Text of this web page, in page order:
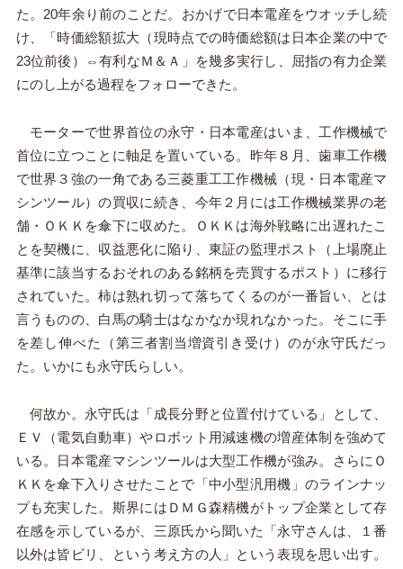
た。20年余り前のことだ。おかげで日本電産をウオッチし続
け、「時価総額拡大（現時点での時価総額は日本企業の中で
23位前後）⇔有利なＭ＆Ａ」を幾多実行し、屈指の有力企業
にのし上がる過程をフォローできた。
モーターで世界首位の永守・日本電産はいま、工作機械で
首位に立つことに軸足を置いている。昨年８月、歯車工作機
で世界３強の一角である三菱重工工作機械（現・日本電産マ
シンツール）の買収に続き、今年２月には工作機械業界の老
舗・ＯＫＫを傘下に収めた。ＯＫＫは海外戦略に出遅れたこ
とを契機に、収益悪化に陥り、東証の監理ポスト（上場廃止
基準に該当するおそれのある銘柄を売買するポスト）に移行
されていた。柿は熟れ切って落ちてくるのが一番旨い、とは
言うものの、白馬の騎士はなかなか現れなかった。そこに手
を差し伸べた（第三者割当増資引き受け）のが永守氏だっ
た。いかにも永守氏らしい。
何故か。永守氏は「成長分野と位置付けている」として、
ＥＶ（電気自動車）やロボット用減速機の増産体制を強めて
いる。日本電産マシンツールは大型工作機が強み。さらにＯ
ＫＫを傘下入りさせたことで「中小型汎用機」のラインナッ
プも充実した。斯界にはＤＭＧ森精機がトップ企業として存
在感を示しているが、三原氏から聞いた「永守さんは、１番
以外は皆ビリ、という考え方の人」という表現を思い出す。